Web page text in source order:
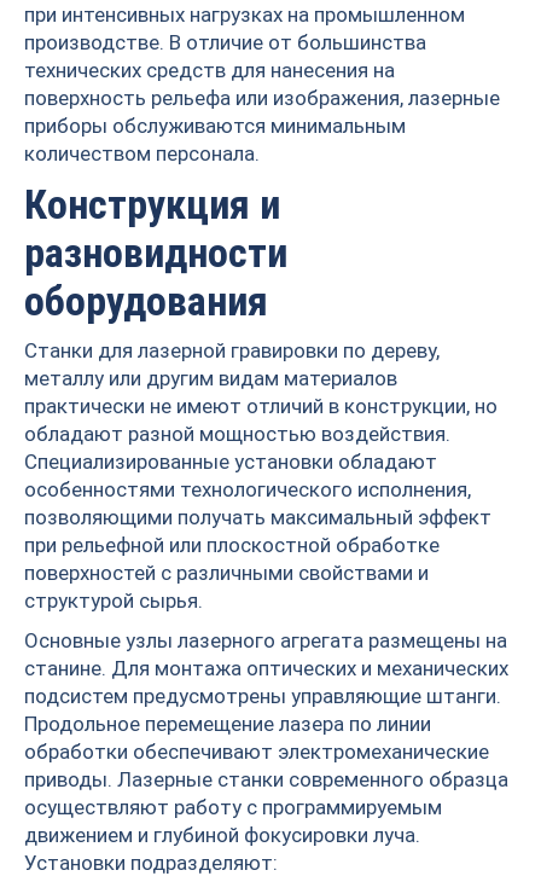
при интенсивных нагрузках на промышленном
производстве. В отличие от большинства
технических средств для нанесения на
поверхность рельефа или изображения, лазерные
приборы обслуживаются минимальным
количеством персонала.
Конструкция и
разновидности
оборудования
Станки для лазерной гравировки по дереву,
металлу или другим видам материалов
практически не имеют отличий в конструкции, но
обладают разной мощностью воздействия.
Специализированные установки обладают
особенностями технологического исполнения,
позволяющими получать максимальный эффект
при рельефной или плоскостной обработке
поверхностей с различными свойствами и
структурой сырья.
Основные узлы лазерного агрегата размещены на
станине. Для монтажа оптических и механических
подсистем предусмотрены управляющие штанги.
Продольное перемещение лазера по линии
обработки обеспечивают электромеханические
приводы. Лазерные станки современного образца
осуществляют работу с программируемым
движением и глубиной фокусировки луча.
Установки подразделяют: